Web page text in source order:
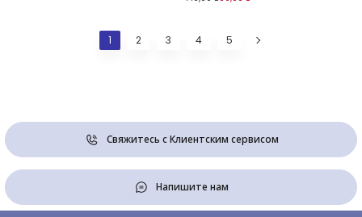
1 2 3 4 5
Свяжитесь с Клиентским сервисом
Напишите нам